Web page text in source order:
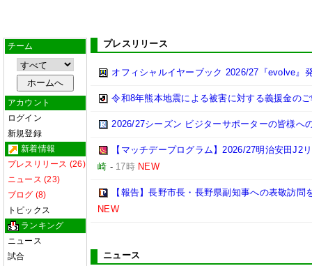
チーム
アカウント
ログイン
新規登録
新着情報
プレスリリース (26)
ニュース (23)
ブログ (8)
トピックス
ランキング
ニュース
試合
プレスリリース
オフィシャルイヤーブック 2026/27『evolve』
令和8年熊本地震による被害に対する義援金の
2026/27シーズン ビジターサポーターの皆様へ
【マッチデープログラム】2026/27明治安田J2
崎 - 17時 NEW
【報告】長野市長・長野県副知事への表敬訪問
NEW
ニュース